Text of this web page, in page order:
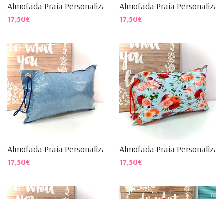
Almofada Praia Personalizad...
17,50€
Almofada Praia
17,50€
Almofada Praia Personalizad...
17,50€
Almofada Praia
17,50€